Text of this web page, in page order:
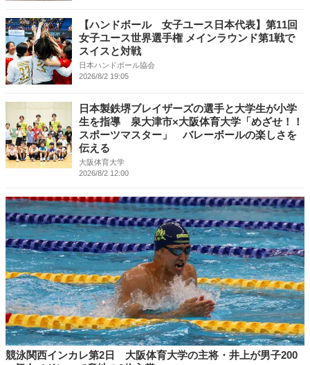
【ハンドボール 女子ユース日本代表】第11回
女子ユース世界選手権 メインラウンド第1戦で
スイスと対戦
日本ハンドボール協会
2026/8/2 19:05
日本製鉄堺ブレイザーズの選手と大学生が小学
生を指導 泉大津市×大阪体育大学「めざせ！！
スポーツマスター」 バレーボールの楽しさを
伝える
大阪体育大学
2026/8/2 12:00
競泳関西インカレ第2日 大阪体育大学の主将・井上が男子200